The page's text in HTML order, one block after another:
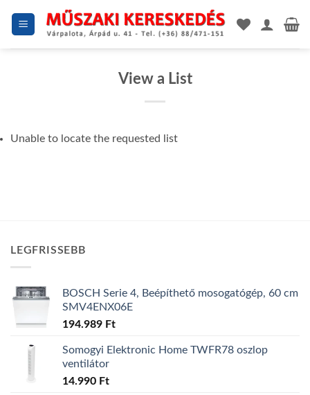
View a List
Unable to locate the requested list
LEGFRISSEBB
BOSCH Serie 4, Beépíthető mosogatógép, 60 cm
SMV4ENX06E
194.989 Ft
Somogyi Elektronic Home TWFR78 oszlop
ventilátor
14.990 Ft